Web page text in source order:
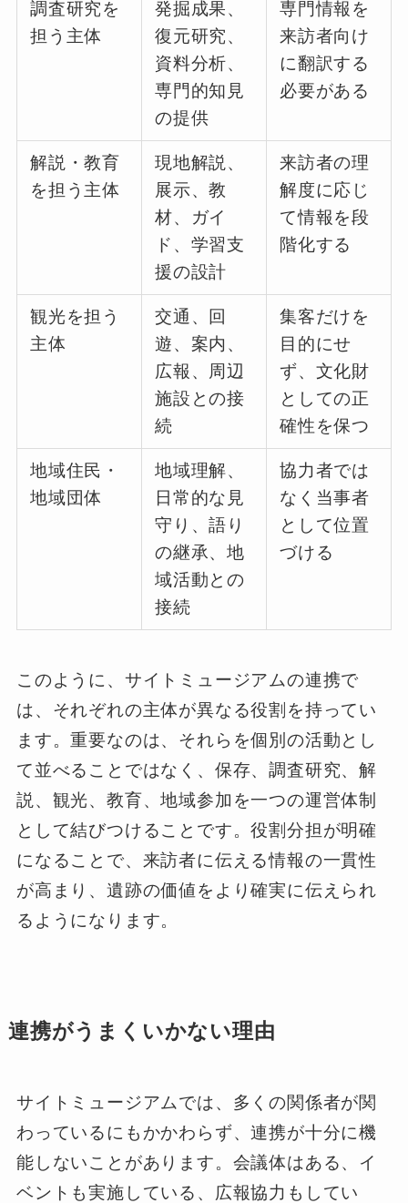
調査研究を
担う主体
発掘成果、
復元研究、
資料分析、
専門的知見
の提供
専門情報を
来訪者向け
に翻訳する
必要がある
解説・教育
を担う主体
現地解説、
展示、教
材、ガイ
ド、学習支
援の設計
来訪者の理
解度に応じ
て情報を段
階化する
観光を担う
主体
交通、回
遊、案内、
広報、周辺
施設との接
続
集客だけを
目的にせ
ず、文化財
としての正
確性を保つ
地域住民・
地域団体
地域理解、
日常的な見
守り、語り
の継承、地
域活動との
接続
協力者では
なく当事者
として位置
づける
このように、サイトミュージアムの連携で
は、それぞれの主体が異なる役割を持ってい
ます。重要なのは、それらを個別の活動とし
て並べることではなく、保存、調査研究、解
説、観光、教育、地域参加を一つの運営体制
として結びつけることです。役割分担が明確
になることで、来訪者に伝える情報の一貫性
が高まり、遺跡の価値をより確実に伝えられ
るようになります。
連携がうまくいかない理由
サイトミュージアムでは、多くの関係者が関
わっているにもかかわらず、連携が十分に機
能しないことがあります。会議体はある、イ
ベントも実施している、広報協力もしてい